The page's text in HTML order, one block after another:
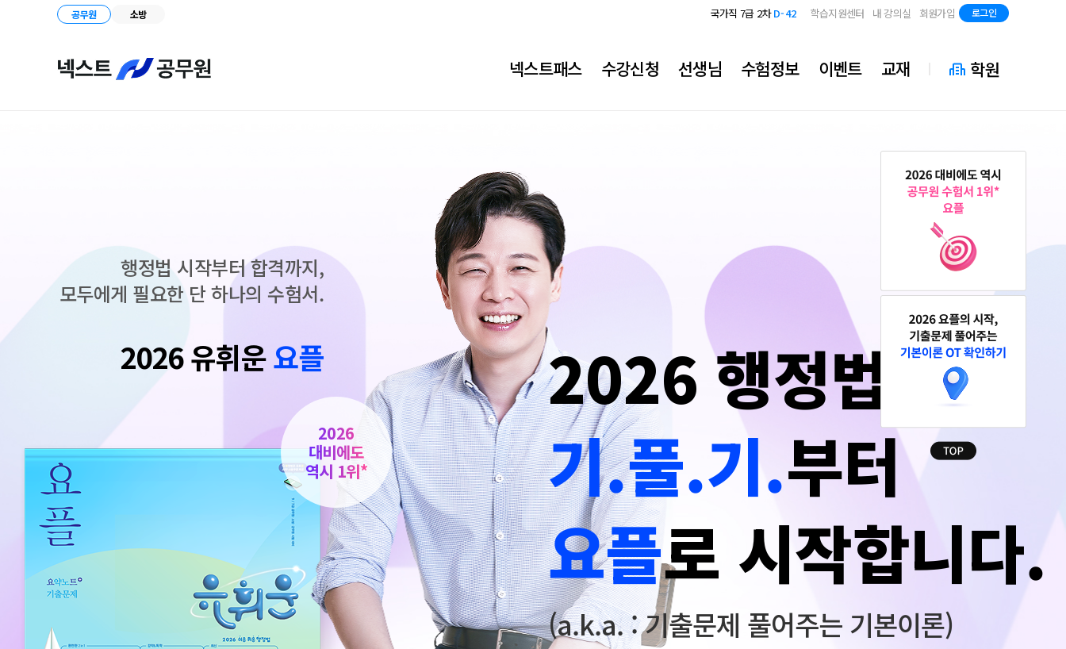
공무원 소방 학습지원센터 내 강의실 회원가입 로그인
국가직 7급 2차D-42
지방직 7급
넥스트패스 수강신청 선생님 수험정보 이벤트 교재 학원
2026
대비에도
역시 1위*
행정법 시작부터 합격까지,
모두에게 필요한 단 하나의 수험서.
2026 유휘운요플
2026 행정법
기.풀.기.부터
요플로 시작합니다.
(a.k.a. : 기출문제 풀어주는 기본이론)